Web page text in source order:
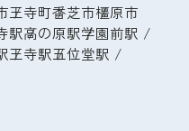
王寺町香芝市橿原市
駅高の原駅学園前駅
王寺駅五位堂駅